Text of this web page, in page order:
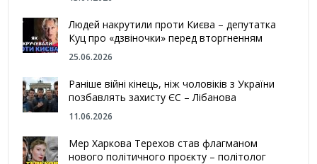
Людей накрутили проти Києва – депутатка
Куц про «дзвіночки» перед вторгненням
25.06.2026
Раніше війні кінець, ніж чоловіків з України
позбавлять захисту ЄС – Лібанова
11.06.2026
Мер Харкова Терехов став флагманом
нового політичного проєкту – політолог